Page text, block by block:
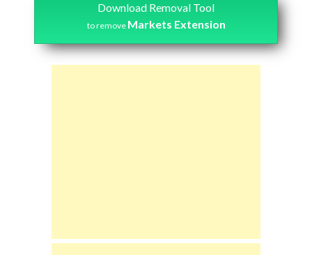
Download Removal Tool
to remove Markets Extension